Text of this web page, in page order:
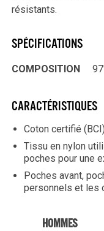
résistants.
SPÉCIFICATIONS
COMPOSITION
CARACTÉRISTIQUES
Coton certifié
Tissu en nylon
poches pour une
Poches avant,
personnels et les
HOMMES